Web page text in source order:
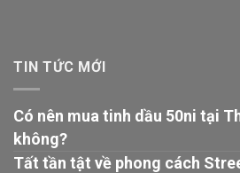
TIN TỨC MỚI
Có nên mua tinh dầu 50ni tại
không?
Tất tần tật về phong cách